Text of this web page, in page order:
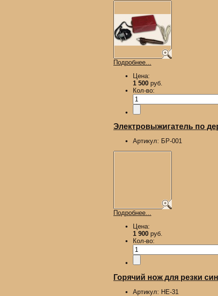
Подробнее...
Цена:
1 500 руб.
Кол-во:
Электровыжигатель по
Артикул: БР-001
Подробнее...
Цена:
1 900 руб.
Кол-во:
Горячий нож для резки
Артикул: HE-31